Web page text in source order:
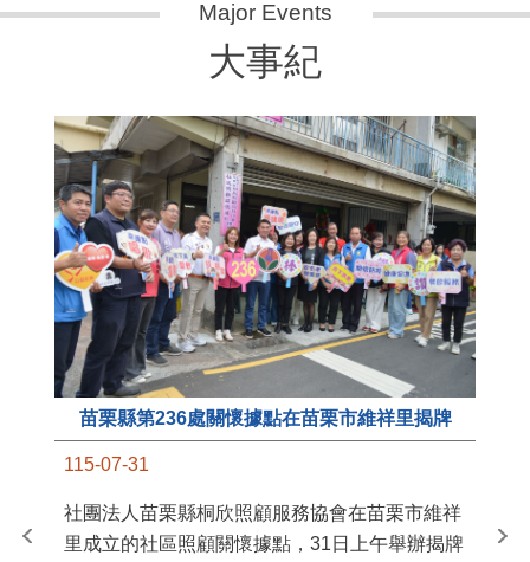
大事紀
苗栗縣第236處關懷據點在苗栗市維祥里揭牌
115-07-31
社團法人苗栗縣桐欣照顧服務協會在苗栗市維祥
里成立的社區照顧關懷據點，31日上午舉辦揭牌
苗